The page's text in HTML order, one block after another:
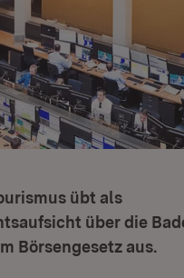
übt als
über die
Börsengesetz aus.